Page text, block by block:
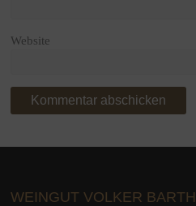
Website
WEINGUT VOLKER BARTH